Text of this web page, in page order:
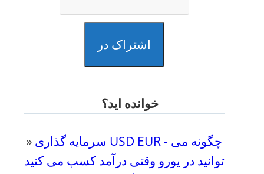
اشتراک در
خوانده اید؟
» سرمایه گذاری USD EUR - چگونه می
توانید در یورو وقتی درآمد کسب می کنید